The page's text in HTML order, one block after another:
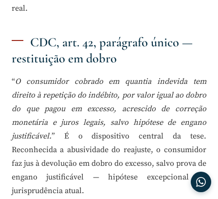
real.
CDC, art. 42, parágrafo único —
restituição em dobro
“O consumidor cobrado em quantia indevida tem
direito à repetição do indébito, por valor igual ao dobro
do que pagou em excesso, acrescido de correção
monetária e juros legais, salvo hipótese de engano
justificável.” É o dispositivo central da tese.
Reconhecida a abusividade do reajuste, o consumidor
faz jus à devolução em dobro do excesso, salvo prova de
engano justificável — hipótese excepcional na
jurisprudência atual.